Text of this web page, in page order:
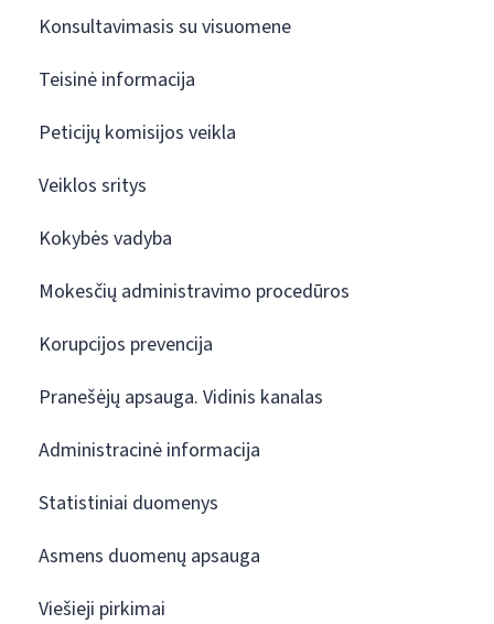
Konsultavimasis su visuomene
Teisinė informacija
Peticijų komisijos veikla
Veiklos sritys
Kokybės vadyba
Mokesčių administravimo procedūros
Korupcijos prevencija
Pranešėjų apsauga. Vidinis kanalas
Administracinė informacija
Statistiniai duomenys
Asmens duomenų apsauga
Viešieji pirkimai